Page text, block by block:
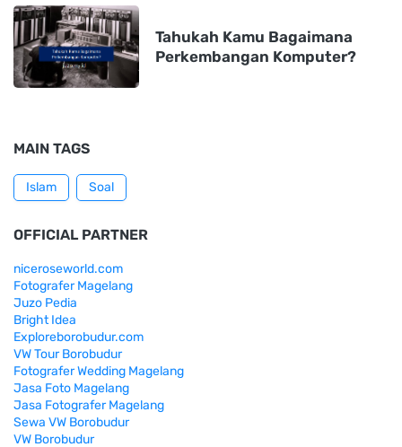
Tahukah Kamu Bagaimana
Perkembangan Komputer?
MAIN TAGS
Islam Soal
OFFICIAL PARTNER
niceroseworld.com
Fotografer Magelang
Juzo Pedia
Bright Idea
Exploreborobudur.com
VW Tour Borobudur
Fotografer Wedding Magelang
Jasa Foto Magelang
Jasa Fotografer Magelang
Sewa VW Borobudur
VW Borobudur